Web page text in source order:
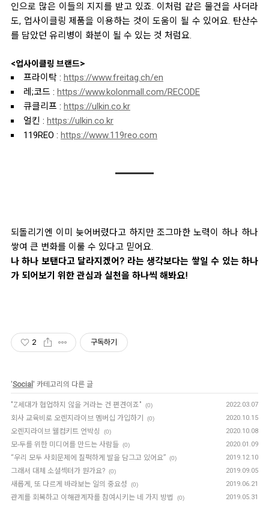
인으로 많은 이들의 지지를 받고 있죠. 이처럼 같은 물건을 사더라
도, 업사이클링 제품을 이용하는 것이 도움이 될 수 있어요. 탄산수
를 담았던 유리병이 화분이 될 수 있는 것 처럼요.
<업사이클링 브랜드>
프라이탁 : https://www.freitag.ch/en
레;코드 : https://www.kolonmall.com/RECODE
큐클리프 : https://ulkin.co.kr
얼킨 : https://ulkin.co.kr
119REO : https://www.119reo.com
되돌리기엔 이미 늦어버렸다고 하지만 조그마한 노력이 하나 하나
쌓여 큰 변화를 이룰 수 있다고 믿어요.
나 하나 보탠다고 달라지겠어? 라는 생각보다는 쌓일 수 있는 하나
가 되어보기 위한 관심과 실천을 하나씩 해봐요!
2 구독하기
'Social ' 카테고리의 다른 글
"Z세대가 협업하지 않을 거라는 건 편견이죠" (0) 2022.03.07
회사 교육비로 오렌지라이브 멤버십 가입하기 (0) 2020.10.15
오렌지라이브 웰컴키트 언박싱 (0) 2020.10.08
모-두를 위한 미디어를 만드는 사람들 (0) 2020.01.09
“우리 모두 사회문제에 질퍽하게 발을 담그고 있어요” (0) 2019.12.10
그래서 대체 소셜섹터가 뭔가요? (0) 2019.09.05
새롭게, 또 다르게 바라보는 일의 중요성 (0) 2019.06.21
관계를 회복하고 이해관계자를 참여시키는 네 가지 방법 (0) 2019.05.31